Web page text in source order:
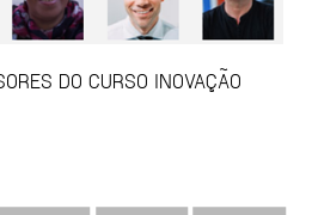
DO CURSO INOVAÇÃO